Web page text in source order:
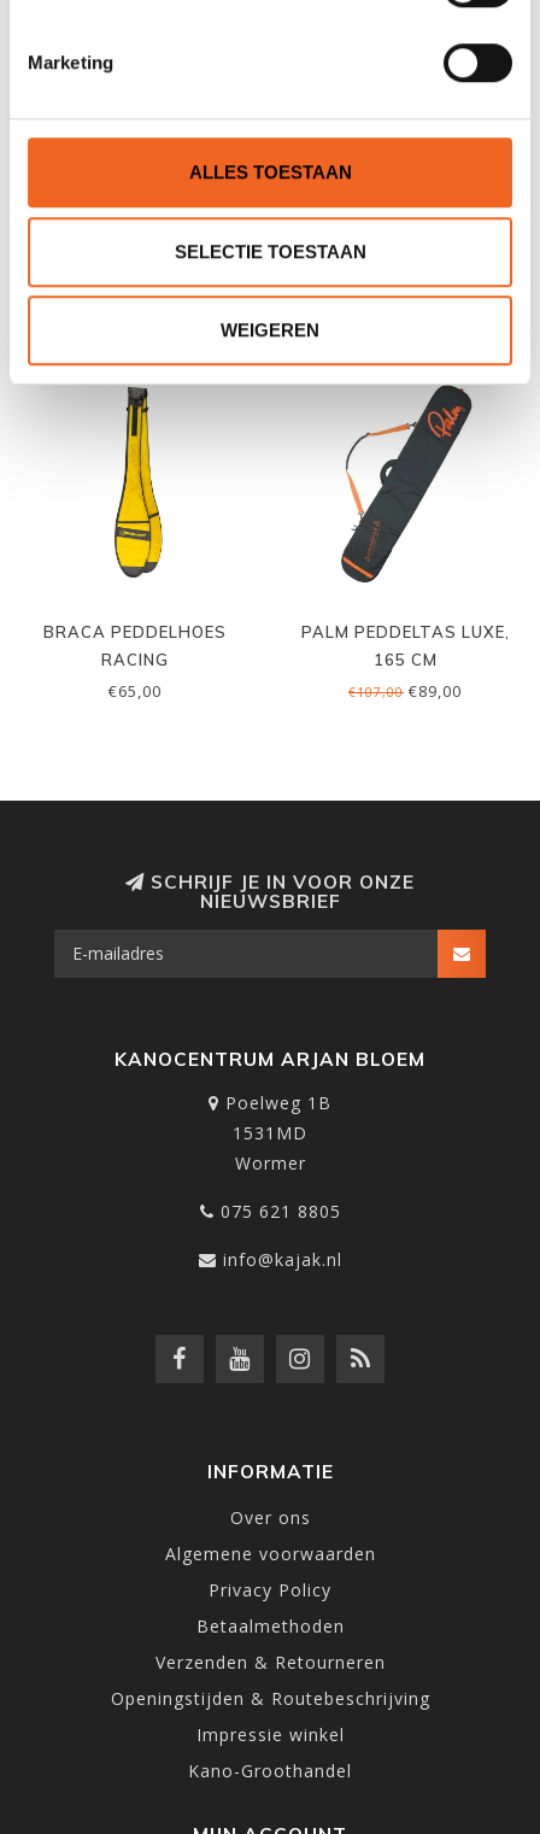
Marketing
ALLES TOESTAAN
SELECTIE TOESTAAN
WEIGEREN
RUK SPORT PEDDEL-
LEASH, COILED
€19,00€15,00
REED PEDDEL-DEKTAS,
PADDLE BRITCHES MESH
€39,00€35,00
BRACA PEDDELHOES
RACING
€65,00
PALM PEDDELTAS LUXE,
165 CM
€107,00 €89,00
SCHRIJF JE IN VOOR ONZE
NIEUWSBRIEF
KANOCENTRUM ARJAN BLOEM
Poelweg 1B
1531MD
Wormer
075 621 8805
info@kajak.nl
INFORMATIE
Over ons
Algemene voorwaarden
Privacy Policy
Betaalmethoden
Verzenden & Retourneren
Openingstijden & Routebeschrijving
Impressie winkel
Kano-Groothandel